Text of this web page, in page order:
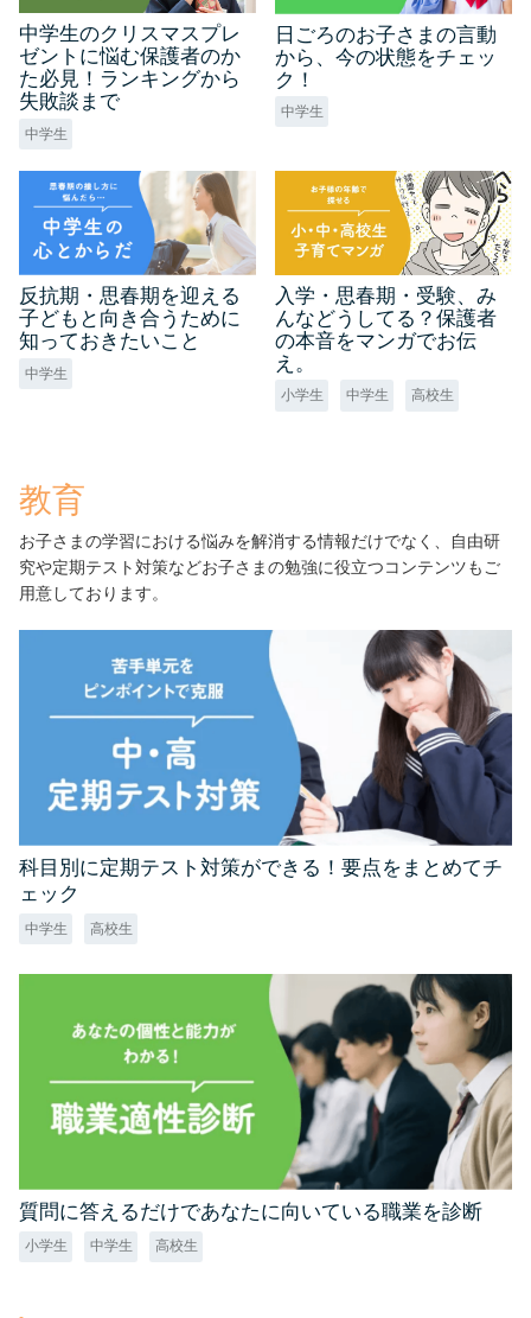
中学生のクリスマスプレ
ゼントに悩む保護者のか
た必見！ランキングから
失敗談まで
中学生
日ごろのお子さまの言動
から、今の状態をチェッ
ク！
中学生
反抗期・思春期を迎える
子どもと向き合うために
知っておきたいこと
中学生
入学・思春期・受験、み
んなどうしてる？保護者
の本音をマンガでお伝
え。
小学生 中学生 高校生
教育
お子さまの学習における悩みを解消する情報だけでなく、自由研
究や定期テスト対策などお子さまの勉強に役立つコンテンツもご
用意しております。
科目別に定期テスト対策ができる！要点をまとめてチ
ェック
中学生 高校生
質問に答えるだけであなたに向いている職業を診断
小学生 中学生 高校生